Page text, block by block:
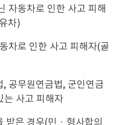
자동차로 인한 사고 피해
차)
차로 인한 사고 피해자(골
공무원연금법, 군인연금
는 사고 피해자
받은 경우(민 · 형사합의